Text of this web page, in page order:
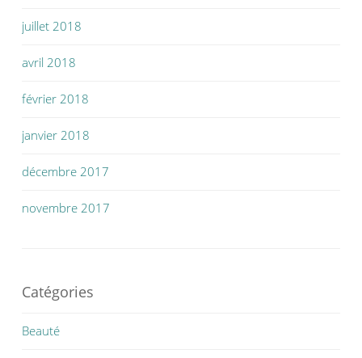
juillet 2018
avril 2018
février 2018
janvier 2018
décembre 2017
novembre 2017
Catégories
Beauté